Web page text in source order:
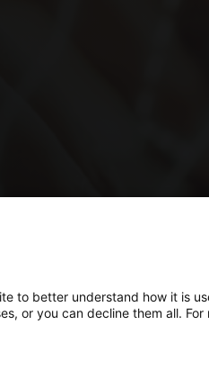
to better understand how it is
or you can decline them all. For